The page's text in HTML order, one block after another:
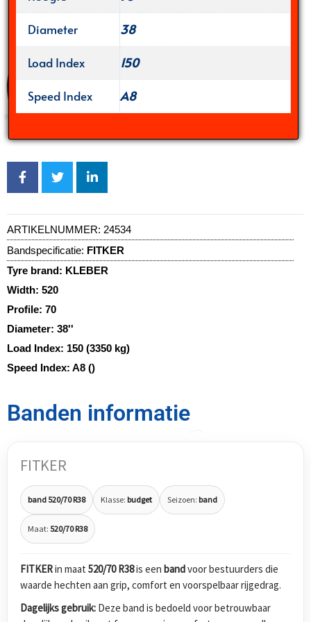
Diameter
38
Load Index
150
Speed Index
A8
ARTIKELNUMMER: 24534
Bandspecificatie: FITKER
Tyre brand: KLEBER
Width: 520
Profile: 70
Diameter: 38''
Load Index: 150 (3350 kg)
Speed Index: A8 ()
Banden informatie
FITKER
band 520/70 R38 Klasse: budget Seizoen: band
Maat: 520/70 R38
FITKERin maat 520/70 R38is een bandvoor bestuurders die
waarde hechten aan grip, comfort en voorspelbaar rijgedrag.
Dagelijks gebruik: Deze band is bedoeld voor betrouwbaar